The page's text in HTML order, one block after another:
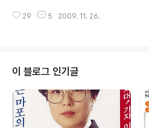
을때 아직도 공무원이 저런 짓을 벌이나 하며 비
를 모색하다가 이도저도 안되자 맡은 자리가 국
으로 예상했습니다. 하지만 너무 오래 쉬었는지
위 위원장으로 취임했습니다. 현재 국민권익위
실 산하의 위원회입니다. 국민권익위의 역할
습니다. 국민권익위원회는 부패방지와 국민의
구제를 위하여 과거 국민고충처리위원회와 국
29 5 2009. 11. 26.
이 블로그 인기글